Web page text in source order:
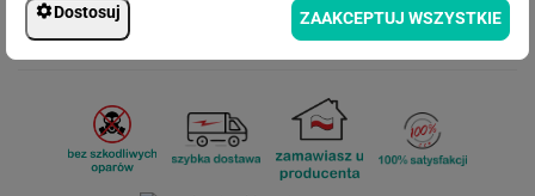
Dostosuj ZAAKCEPTUJ WSZYSTKIE